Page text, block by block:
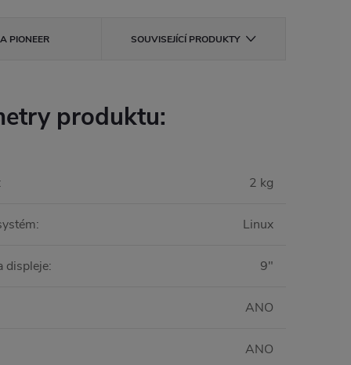
PIONEER SOUVISEJÍCÍ PRODUKTY
produktu:
: 2 kg
: Linux
displeje: 9"
ANO
ANO